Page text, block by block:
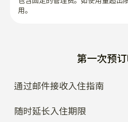
们。
用。
第一次预订
通过邮件接收入住指南
随时延长入住期限